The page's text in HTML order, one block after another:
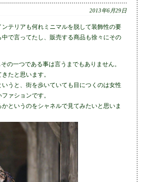
2013年6月29日
テリアも何れミニマルを脱して装飾性の要
で言ってたし、販売する商品も徐々にその
の一つである事は言うまでもありません。
たと思います。
うと、街を歩いていても目につくのは女性
ァションです。
というのをシャネルで見てみたいと思いま